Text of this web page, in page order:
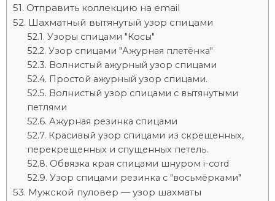
Отправить коллекцию на email
Шахматный вытянутый узор спицами
Узоры спицами "Косы"
Узор спицами "Ажурная плетёнка"
Волнистый ажурный узор спицами
Простой ажурный узор спицами.
Волнистый узор спицами с вытянутыми
петлями
Ажурная резинка спицами
Красивый узор спицами из скрещенных,
перекрещенных и спущенных петель.
Обвязка края спицами шнуром i-cord
Узор спицами резинка с "восьмёрками"
Мужской пуловер — узор шахматы